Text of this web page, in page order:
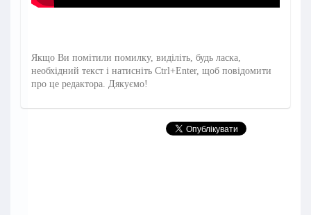
Якщо Ви помітили помилку, виділіть, будь ласка,
необхідний текст і натисніть Ctrl+Enter, щоб повідомити
про це редактора. Дякуємо!